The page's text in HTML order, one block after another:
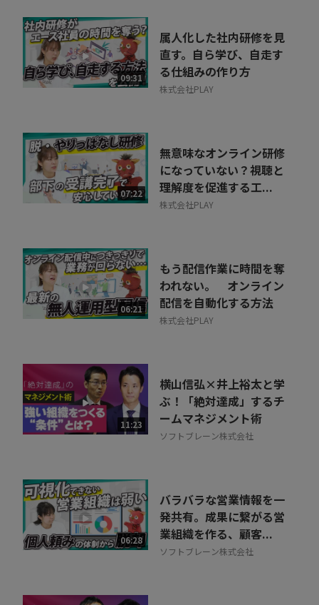
09:31
属人化した社内研修を見
直す。自ら学び、自走す
る仕組みの作り方
株式会社PLAY
07:22
無意味なオンライン研修
になっていない？視聴と
理解度を促進する工...
株式会社PLAY
06:21
もう配信作業に時間を奪
われない。 オンライン
配信を自動化する方法
株式会社PLAY
11:23
横山信弘×井上裕太と学
ぶ！「絶対達成」するチ
ームマネジメント術
ソフトブレーン株式会社
06:28
バラバラな営業情報を一
発共有。成果に繋がる営
業組織を作る、顧客...
ソフトブレーン株式会社